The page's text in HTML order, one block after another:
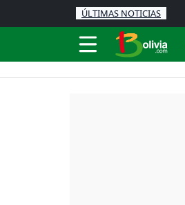
ÚLTIMAS NOTICIAS